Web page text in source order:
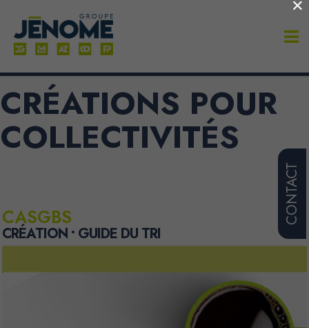
CONTACT
CRÉATIONS POUR
COLLECTIVITÉS
CASGBS
CRÉATION • GUIDE DU TRI